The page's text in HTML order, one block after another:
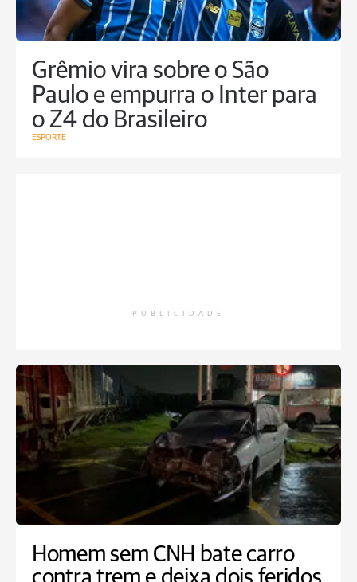
Grêmio vira sobre o São
Paulo e empurra o Inter para
o Z4 do Brasileiro
ESPORTE
PUBLICIDADE
Homem sem CNH bate carro